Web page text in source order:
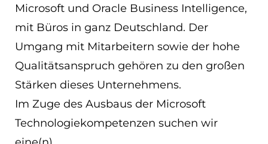
DE
EN
ES
Microsoft und Oracle Business Intelligence,
mit Büros in ganz Deutschland. Der
Umgang mit Mitarbeitern sowie der hohe
Qualitätsanspruch gehören zu den großen
Stärken dieses Unternehmens.
Im Zuge des Ausbaus der Microsoft
Technologiekompetenzen suchen wir